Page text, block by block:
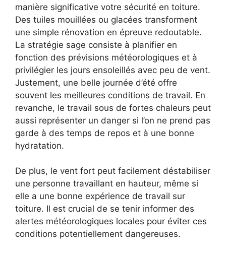
manière significative votre sécurité en toiture.
Des tuiles mouillées ou glacées transforment
une simple rénovation en épreuve redoutable.
La stratégie sage consiste à planifier en
fonction des prévisions météorologiques et à
privilégier les jours ensoleillés avec peu de vent.
Justement, une belle journée d’été offre
souvent les meilleures conditions de travail. En
revanche, le travail sous de fortes chaleurs peut
aussi représenter un danger si l’on ne prend pas
garde à des temps de repos et à une bonne
hydratation.
De plus, le vent fort peut facilement déstabiliser
une personne travaillant en hauteur, même si
elle a une bonne expérience de travail sur
toiture. Il est crucial de se tenir informer des
alertes météorologiques locales pour éviter ces
conditions potentiellement dangereuses.